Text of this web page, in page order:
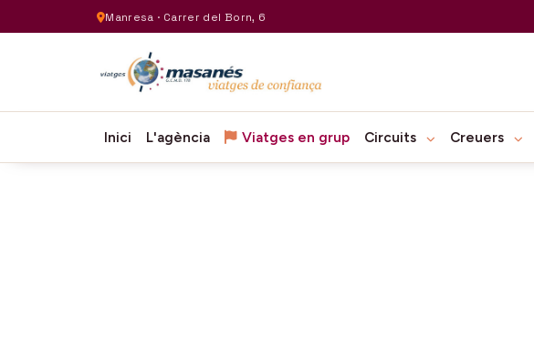
Manresa · Carrer del Born, 6
Inici L'agència Viatges en grup Circuits Creuers